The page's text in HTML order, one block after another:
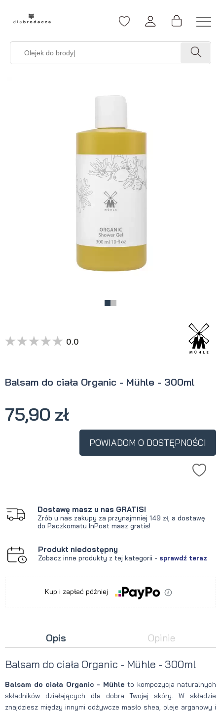
Balsam do ciała Organic - Mühle - 300ml
0.0
75,90 zł
POWIADOM O DOSTĘPNOŚCI
Dostawę masz u nas GRATIS!
Zrób u nas zakupy za przynajmniej 149 zł, a dostawę
do Paczkomatu InPost masz gratis!
Produkt niedostępny
Zobacz inne produkty z tej kategorii - sprawdź teraz
Kup i zapłać później
Opis Opinie
Balsam do ciała Organic - Mühle - 300ml
Balsam do ciała Organic - Mühle to kompozycja naturalnych
składników działających dla dobra Twojej skóry. W składzie
znajdziesz między innymi odżywcze masło shea, oleje arganowy i